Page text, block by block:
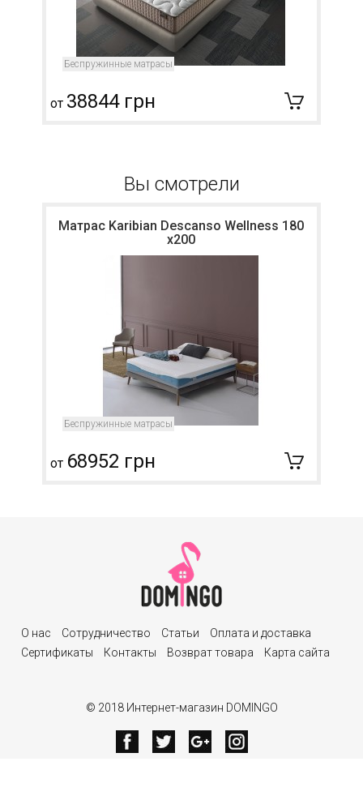
Беспружинные матрасы
от 38844 грн
Вы смотрели
Матрас Karibian Descanso Wellness 180
х200
Беспружинные матрасы
от 68952 грн
О нас Сотрудничество Статьи
Оплата и доставка
Сертификаты
Контакты Возврат товара Карта сайта
© 2018 Интернет-магазин DOMINGO